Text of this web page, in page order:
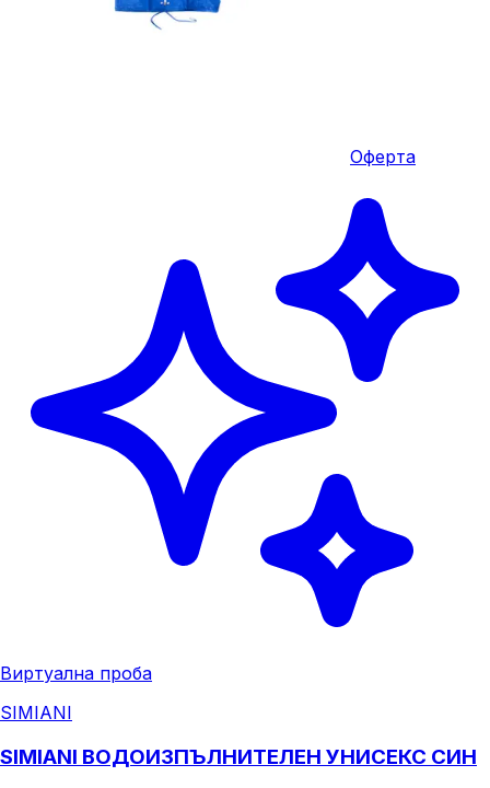
Оферта
Виртуална проба
SIMIANI
SIMIANI ВОДОИЗПЪЛНИТЕЛЕН УНИСЕКС СИН